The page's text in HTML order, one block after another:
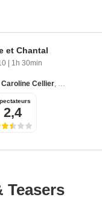
et Chantal
1h 30min
Caroline Cellier, Catherine
2,4
Teasers